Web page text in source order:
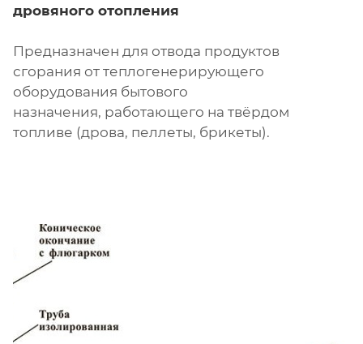
дровяного отопления
Предназначен для отвода продуктов
сгорания от теплогенерирующего
оборудования бытового
назначения, работающего на твёрдом
топливе (дрова, пеллеты, брикеты).